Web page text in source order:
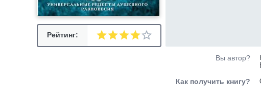
Рейтинг:
Вы автор?
Как получить книгу?